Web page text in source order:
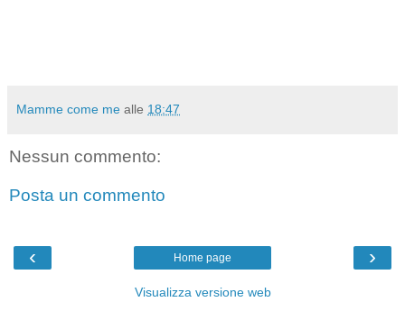
Mamme come me alle 18:47
Nessun commento:
Posta un commento
‹ ›
Home page
Visualizza versione web